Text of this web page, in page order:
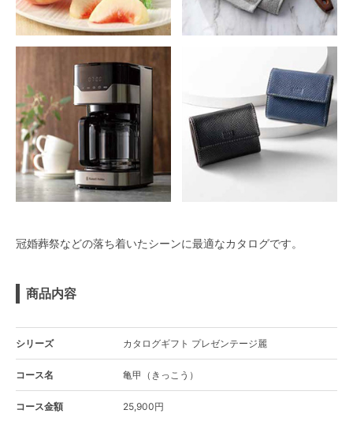
冠婚葬祭などの落ち着いたシーンに最適なカタログです。
商品内容
シリーズ カタログギフト プレゼンテージ麗
コース名 亀甲（きっこう）
コース金額 25,900円